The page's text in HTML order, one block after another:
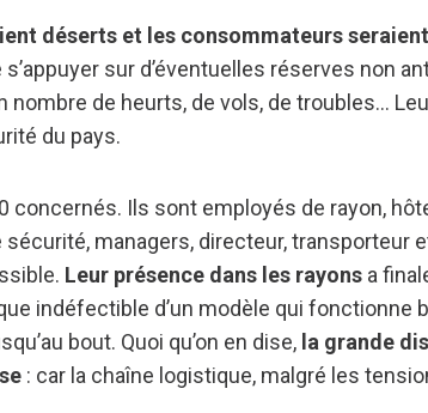
déserts et les consommateurs
sur d’éventuelles réserves non
nombre de heurts, de vols, de troubles…
du pays.
concernés. Ils sont employés de rayon,
managers, directeur, transporteur
Leur présence dans les rayons a
indéfectible d’un modèle qui fonctionne
bout. Quoi qu’on en dise, la grande
: car la chaîne logistique, malgré les